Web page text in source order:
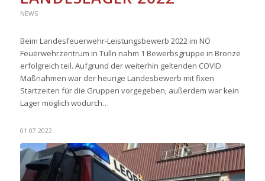
NEWS
Beim Landesfeuerwehr-Leistungsbewerb 2022 im NÖ
Feuerwehrzentrum in Tulln nahm 1 Bewerbsgruppe in Bronze
erfolgreich teil. Aufgrund der weiterhin geltenden COVID
Maßnahmen war der heurige Landesbewerb mit fixen
Startzeiten für die Gruppen vorgegeben, außerdem war kein
Lager möglich wodurch…
01.07.2022